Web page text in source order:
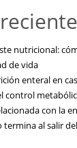
nutricional:
de vida
enteral en
control
con la
termina al salir